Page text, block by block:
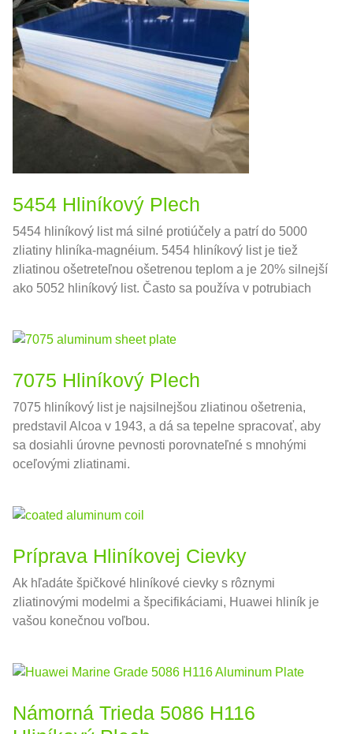
5454 Hliníkový Plech
5454 hliníkový list má silné protiúčely a patrí do 5000
zliatiny hliníka-magnéium. 5454 hliníkový list je tiež
zliatinou ošetreteľnou ošetrenou teplom a je 20% silnejší
ako 5052 hliníkový list. Často sa používa v potrubiach
7075 Hliníkový Plech
7075 hliníkový list je najsilnejšou zliatinou ošetrenia,
predstavil Alcoa v 1943, a dá sa tepelne spracovať, aby
sa dosiahli úrovne pevnosti porovnateľné s mnohými
oceľovými zliatinami.
Príprava Hliníkovej Cievky
Ak hľadáte špičkové hliníkové cievky s rôznymi
zliatinovými modelmi a špecifikáciami, Huawei hliník je
vašou konečnou voľbou.
Námorná Trieda 5086 H116